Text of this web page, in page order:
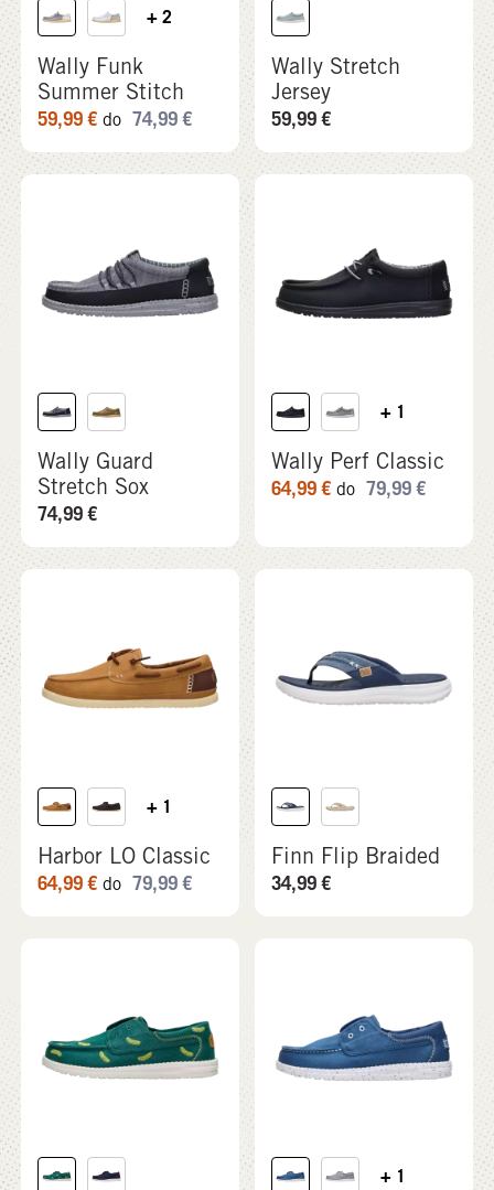
+ 2
Wally Funk
Summer Stitch
59,99€ do 74,99€
Wally Stretch
Jersey
59,99€
Wally Guard
Stretch Sox
74,99€
+ 1
Wally Perf Classic
64,99€ do 79,99€
+ 1
Harbor LO Classic
64,99€ do 79,99€
Finn Flip Braided
34,99€
+ 1